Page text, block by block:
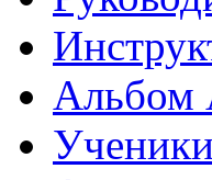
Альбом
Ученики